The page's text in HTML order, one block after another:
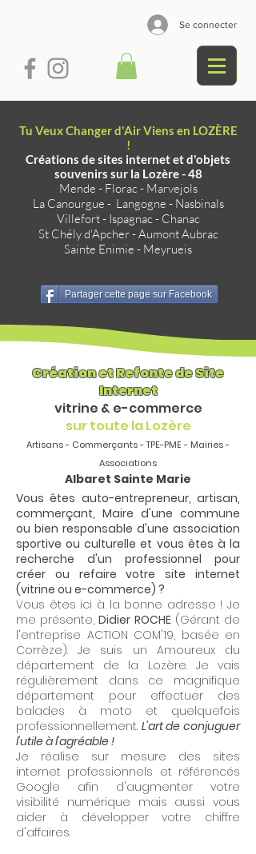
Se connecter
Tu Veux Changer d'Air Viens en LOZÈRE
!
Créations de sites internet et d'objets
souvenirs sur la Lozère - 48
Mende - Florac- Marvejols
La Canourgue - Langogne - Nasbinals
Villefort- Ispagnac- Chanac
St Chély d'Apcher-Aumont Aubrac
Sainte Enimie - Meyrueis
Partager cette page sur Facebook
Création et Refonte de Site
Internet
vitrine & e-commerce
sur toute la Lozère
Artisans - Commerçants - TPE-PME - Mairies -
Associations
Albaret Sainte Marie
Vous êtes auto-entrepreneur, artisan,
commerçant, Maire d'une commune
ou bien responsable d'une association
sportive ou culturelle et vous êtes à la
recherche d'un professionnel pour
créer ou refaire votre site internet
(vitrine ou e-commerce) ?
Vous êtes ici à la bonne adresse ! Je
me présente,Didier ROCHE(Gérant de
l'entreprise ACTION COM'19, basée en
Corrèze). Je suis un Amoureux du
département de la Lozère. Je vais
régulièrement dans ce magnifique
département pour effectuer des
balades à moto et quelquefois
professionnellement. L'art de conjuguer
l'utile à l'agréable !
Je réalise sur mesure des sites
internet professionnels et référencés
Google afin d'augmenter votre
visibilité numérique mais aussi vous
aider à développer votre chiffre
d'affaires.